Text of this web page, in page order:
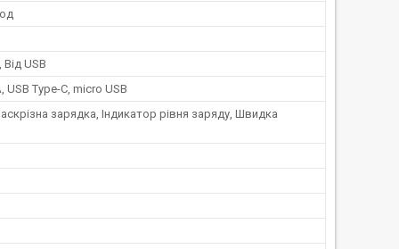
USB
USB Type-C, micro USB
зарядка, Індикатор рівня заряду, Швидка